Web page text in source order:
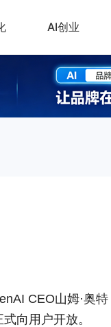
AI创业
CEO山姆·奥特
向用户开放。